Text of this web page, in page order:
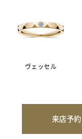
ヴェッセル
来店予約